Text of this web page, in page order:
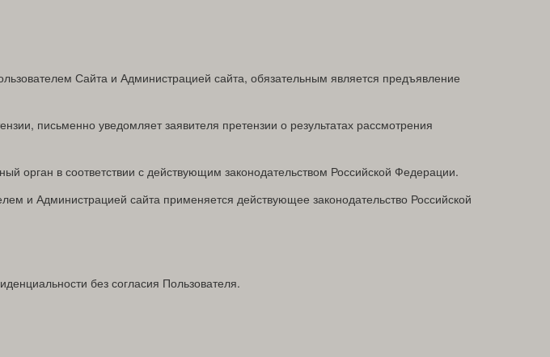
Сайта и Администрацией сайта, обязательным является предъявление
письменно уведомляет заявителя претензии о результатах рассмотрения
орган в соответствии с действующим законодательством Российской Федерации.
и Администрацией сайта применяется действующее законодательство Российской
без согласия Пользователя.